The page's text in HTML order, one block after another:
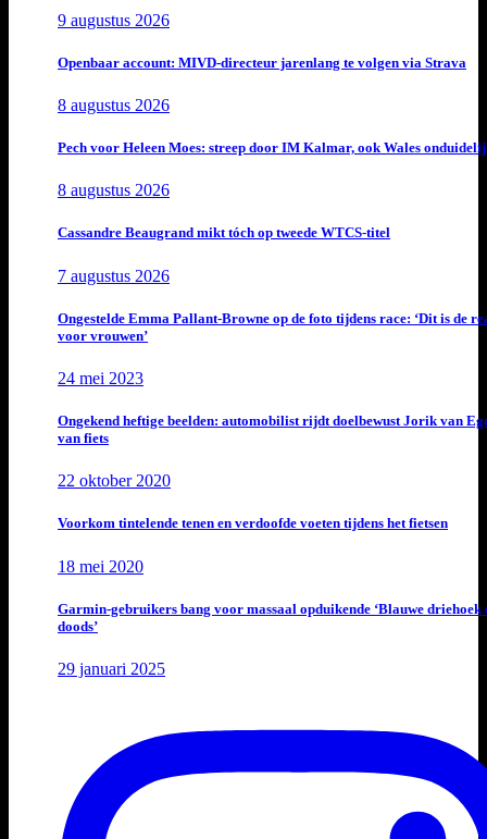
9 augustus 2026
Openbaar account: MIVD-directeur jarenlang te volgen via Strava
8 augustus 2026
Pech voor Heleen Moes: streep door IM Kalmar, ook Wales
8 augustus 2026
Cassandre Beaugrand mikt tóch op tweede WTCS-titel
7 augustus 2026
Ongestelde Emma Pallant-Browne op de foto tijdens race: ‘Dit is de
voor vrouwen’
24 mei 2023
Ongekend heftige beelden: automobilist rijdt doelbewust Jorik van
van fiets
22 oktober 2020
Voorkom tintelende tenen en verdoofde voeten tijdens het fietsen
18 mei 2020
Garmin-gebruikers bang voor massaal opduikende ‘Blauwe driehoek
doods’
29 januari 2025